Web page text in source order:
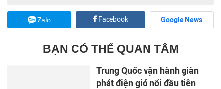
Zalo Facebook Google News
BẠN CÓ THỂ QUAN TÂM
Trung Quốc vận hành giàn
phát điện gió nổi đầu tiên